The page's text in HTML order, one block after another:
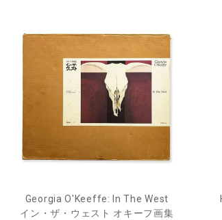
Georgia O'Keeffe: In The West
イン・ザ・ウェスト オキーフ画集